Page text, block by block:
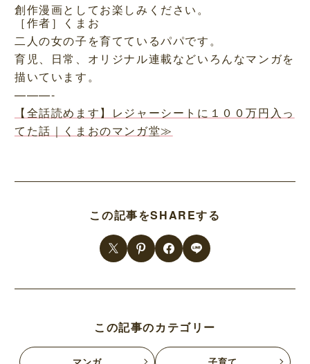
創作漫画としてお楽しみください。
［作者］くまお
二人の女の子を育てているパパです。
育児、日常、オリジナル連載などいろんなマンガを
描いています。
———-
【全話読めます】レジャーシートに１００万円入っ
てた話｜くまおのマンガ堂≫
この記事をSHAREする
この記事のカテゴリー